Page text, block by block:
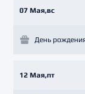
07 Мая,вс
День
12 Мая,пт